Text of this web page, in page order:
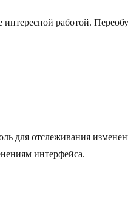
работой.
для отслеживания
интерфейса.